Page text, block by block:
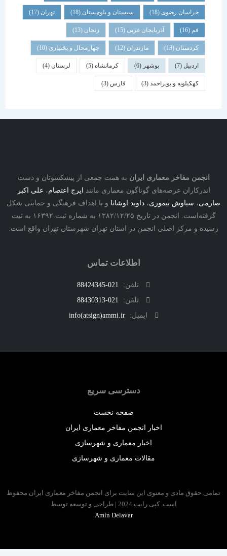
خراسان رضوی(18) سیستان و بلوچستان(18) تهران
آذربایجان غربی(15) زنجان
کردستان(13) مازندران(12) چهارمحال و بختیاری (10)
بوشهر کرمانشاه(5) لرستان (4)
کهکیلویه و بویراحمد(3) فارس
مفاخر معماری ایرانبه همت جمعی از پیشکسوتان و دست
عرصه‌های گوناگون معماری مانندایرج اعتصام،علی اکبر
،سیاوش تیموری،داوید اوشانا و با اهداف فرهنگی و حمایتی شکل
گرفته‌است. انجمن در تاریخ ۱۳۸۲/۱۲/۲۵ به شماره ثبت ۱۶۳۹۲ به ثبت
و مرکز اصلی انجمن در استان تهران شهرستان تهران واقع است.
اطلاعات تماس
تلفن:
021-88424345
تلفن:
021-88430313
ایمیل:
info(atsign)ammi.ir
دسترسی سریع
صفحه نخست
اخبار انجمن مفاخر معماری ایران
اخبار معماری و شهرسازی
مقالات معماری و شهرسازی
حقوق مادی و معنوی این سایت برای انجمن مفاخر معماری ایران محفوظ
است. کپی رایت 2024 | طراحی و توسعه توسط
Amin Delavar